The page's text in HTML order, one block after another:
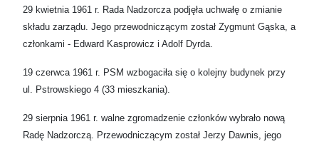
29 kwietnia 1961 r. Rada Nadzorcza podjęła uchwałę o zmianie
składu zarządu. Jego przewodniczącym został Zygmunt Gąska, a
członkami - Edward Kasprowicz i Adolf Dyrda.
19 czerwca 1961 r. PSM wzbogaciła się o kolejny budynek przy
ul. Pstrowskiego 4 (33 mieszkania).
29 sierpnia 1961 r. walne zgromadzenie członków wybrało nową
Radę Nadzorczą. Przewodniczącym został Jerzy Dawnis, jego